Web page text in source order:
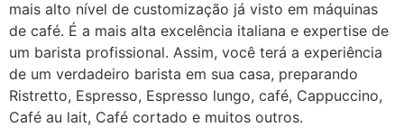
mais alto nível de customização já visto em máquinas
de café. É a mais alta excelência italiana e expertise de
um barista profissional. Assim, você terá a experiência
de um verdadeiro barista em sua casa, preparando
Ristretto, Espresso, Espresso lungo, café, Cappuccino,
Café au lait, Café cortado e muitos outros.